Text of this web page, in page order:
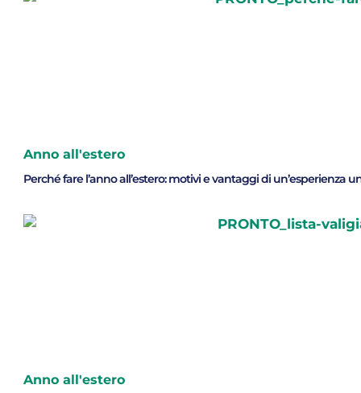
Anno all'estero
Perché fare l’anno all’estero: motivi e vantaggi di un’esperienza
Anno all'estero